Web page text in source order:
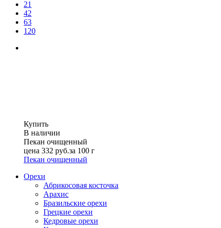
21
42
63
120
Купить
В наличии
Пекан очищенный
цена 332 руб.за 100 г
Пекан очищенный
Орехи
Абрикосовая косточка
Арахис
Бразильские орехи
Грецкие орехи
Кедровые орехи